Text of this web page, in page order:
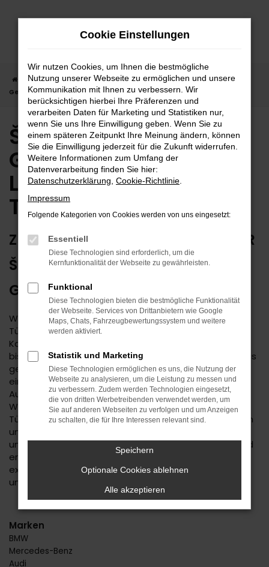
Zum
Startseite Tübingen Škoda Škoda Karoq
Škoda Karoq
Gebrauchtwagen | Lieferservice nach Tübingen
Škoda Karoq
Gebrauchtwagen |
Lieferservice nach
Tübingen
ZUVERLÄSSIG FÜR TÜBINGEN – IHR
ŠKODA KAROQ
GEBRAUCHTWAGEN
Wenn Sie einen zuverlässigen Mobilitätspartner für
Tübingen suchen, empfehlen wir Ihnen einen Škoda
Karoq Gebrauchtwagen. Dieses Modell hat in jeder
bisherigen Generation seine Langlebigkeit unter Beweis
gestellt und befindet sich längst auf dem Weg zu
einem Klassiker. Kennzeichnend ist das hohe
Ausstattungslevel sowie die Effizienz der Motoren.
Wenn Sie Ihren Škoda Karoq Gebrauchtwagen für
Tübingen im Autohaus Daub kaufen, profitieren Sie von
unseren hohen Qualitätsmaßstäben. Jedes Fahrzeug
unterläuft vor dem Verkauf eine Fülle an Tests. Wir sind
erst dann zufrieden, wenn keinerlei Mängel mehr
existieren und stellen dies durch die hohe Kompetenz
und Erfahrung unserer Kfz-Meisterwerkstatt sicher.
Marken
BMW
Mercedes-Benz
Audi
Cookie Einstellungen
Wir nutzen Cookies, um Ihnen die bestmögliche
Nutzung unserer Webseite zu ermöglichen und unsere
Kommunikation mit Ihnen zu verbessern. Wir
berücksichtigen hierbei Ihre Präferenzen und
verarbeiten Daten für Marketing und Statistiken nur,
wenn Sie uns Ihre Einwilligung geben. Wenn Sie zu
einem späteren Zeitpunkt Ihre Meinung ändern, können
Sie die Einwilligung jederzeit für die Zukunft widerrufen.
Weitere Informationen zum Umfang der
Datenverarbeitung finden Sie hier:
Datenschutzerklärung Cookie-Richtlinie
Impressum
Folgende Kategorien von Cookies werden von uns eingesetzt:
Essentiell
Diese Technologien sind erforderlich, um die
Kernfunktionalität der Webseite zu gewährleisten.
Funktional
Diese Technologien bieten die bestmögliche Funktionalität
der Webseite. Services von Drittanbietern wie Google
Maps, Chats, Fahrzeugbewertungssystem und weitere
werden aktiviert.
Statistik und Marketing
Diese Technologien ermöglichen es uns, die Nutzung der
Webseite zu analysieren, um die Leistung zu messen und
zu verbessern. Zudem werden Technologien eingesetzt,
die von dritten Werbetreibenden verwendet werden, um
Sie auf anderen Webseiten zu verfolgen und um Anzeigen
zu schalten, die für Ihre Interessen relevant sind.
Speichern
Optionale Cookies ablehnen
Alle akzeptieren